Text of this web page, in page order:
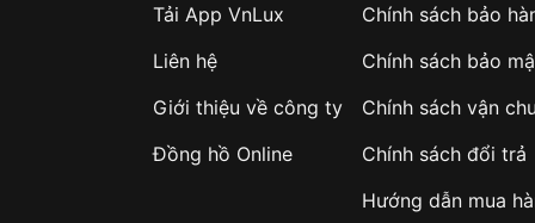
Tải App VnLux
Liên hệ
Giới thiệu về công ty
Đồng hồ Online
Chính sách bảo
Chính sách bảo
Chính sách vận
Chính sách đổi trả
Hướng dẫn mua